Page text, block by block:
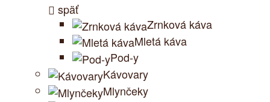
späť
Zrnková káva
Mletá káva
Pod-y
Kávovary
Mlynčeky